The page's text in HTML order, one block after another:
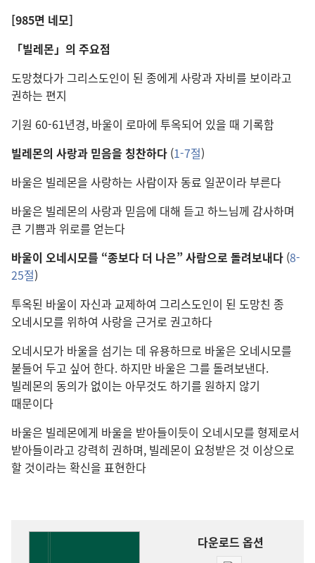
[985면 네모]
「빌레몬」의 주요점
도망쳤다가 그리스도인이 된 종에게 사랑과 자비를 보이라고
권하는 편지
기원 60-61년경, 바울이 로마에 투옥되어 있을 때 기록함
빌레몬의 사랑과 믿음을 칭찬하다 (1-7절)
바울은 빌레몬을 사랑하는 사람이자 동료 일꾼이라 부른다
바울은 빌레몬의 사랑과 믿음에 대해 듣고 하느님께 감사하며
큰 기쁨과 위로를 얻는다
바울이 오네시모를 “종보다 더 나은” 사람으로 돌려보내다 (8-
25절)
투옥된 바울이 자신과 교제하여 그리스도인이 된 도망친 종
오네시모를 위하여 사랑을 근거로 권고하다
오네시모가 바울을 섬기는 데 유용하므로 바울은 오네시모를
붙들어 두고 싶어 한다. 하지만 바울은 그를 돌려보낸다.
빌레몬의 동의가 없이는 아무것도 하기를 원하지 않기
때문이다
바울은 빌레몬에게 바울을 받아들이듯이 오네시모를 형제로서
받아들이라고 강력히 권하며, 빌레몬이 요청받은 것 이상으로
할 것이라는 확신을 표현한다
다운로드 옵션